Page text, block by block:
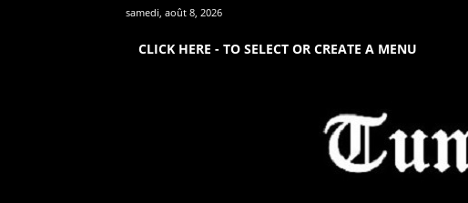
samedi, août 8, 2026
CLICK HERE - TO SELECT OR CREATE A MENU